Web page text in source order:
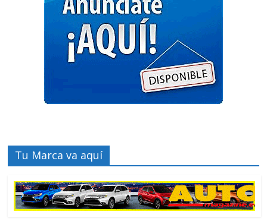
Tu Marca va aquí